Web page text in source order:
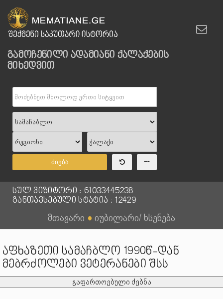
გამოჩენილი ადამიანი ქალაქების
მიხედვით
ძიება
სულ ვიზიტორი : 61033445238
განთავსებული სტატია : 12429
მთავარი ● იუბილარი/ ხსენება
აფხაზეთი სამაჩბლო 1990წ-დან
მებრძოლები ვეტერანები შსს
გაფართოებული ძებნა